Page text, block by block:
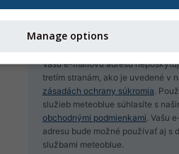
Vašu e-mailovú adresu
tretím stranám, ako je uvedené v
zásadách ochrany súkromia .
služieb meteoblue súhlasíte s
obchodnými podmienkami . Vašu
adresu bude možné používať aj s
službami meteoblue.
Manage options